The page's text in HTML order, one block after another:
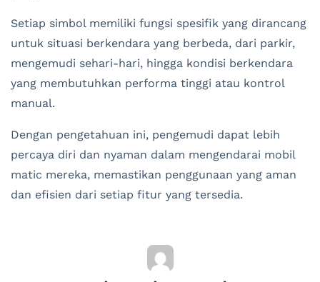
Setiap simbol memiliki fungsi spesifik yang dirancang
untuk situasi berkendara yang berbeda, dari parkir,
mengemudi sehari-hari, hingga kondisi berkendara
yang membutuhkan performa tinggi atau kontrol
manual.
Dengan pengetahuan ini, pengemudi dapat lebih
percaya diri dan nyaman dalam mengendarai mobil
matic mereka, memastikan penggunaan yang aman
dan efisien dari setiap fitur yang tersedia.